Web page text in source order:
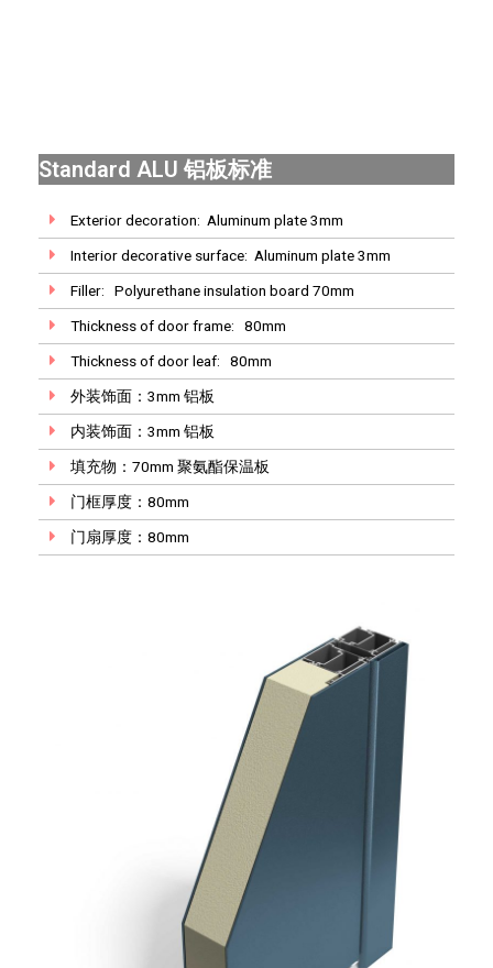
Standard ALU 铝板标准
Exterior decoration: Aluminum plate 3mm
Interior decorative surface: Aluminum plate 3mm
Filler: Polyurethane insulation board 70mm
Thickness of door frame: 80mm
Thickness of door leaf: 80mm
外装饰面：3mm 铝板
内装饰面：3mm 铝板
填充物：70mm 聚氨酯保温板
门框厚度：80mm
门扇厚度：80mm